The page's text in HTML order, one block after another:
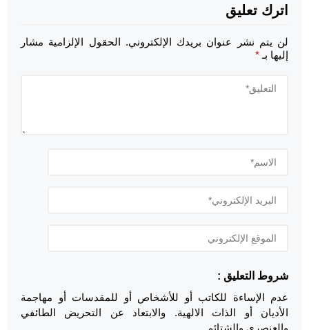
اترك تعليق
لن يتم نشر عنوان بريدك الإلكتروني. الحقول الإلزامية مشار
إليها بـ *
شروط التعليق :
عدم الإساءة للكاتب أو للأشخاص أو للمقدسات أو مهاجمة
الأديان أو الذات الالهية. والابتعاد عن التحريض الطائفي
والعنصري والشتائم.